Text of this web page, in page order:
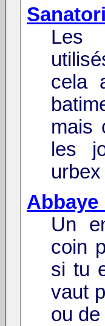
Les
cela
mais
les
Abbaye
Un
coin
si tu
vaut
ou